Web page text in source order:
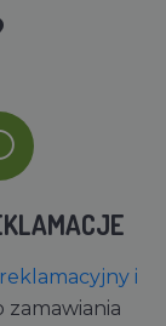
i
zamawiania